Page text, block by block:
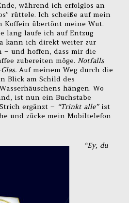
während ich erfolglos an
rüttele. Ich scheiße auf mein
Koffein übertönt meine Wut.
lang laufe ich auf Entzug
kann ich direkt weiter zur
– und hoffen, dass mir die
zubereiten möge. Notfalls
Auf meinem Weg durch die
Blick am Schild des
hängen. Wo
ist nun ein Buchstabe
ergänzt – “Trinkt alle” ist
und zücke mein Mobiltelefon
“Ey, du